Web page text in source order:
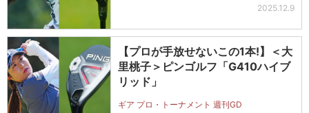
2025.12.9
【プロが手放せないこの1本!】＜大
里桃子＞ピンゴルフ「G410ハイブ
リッド」
ギア プロ・トーナメント 週刊GD